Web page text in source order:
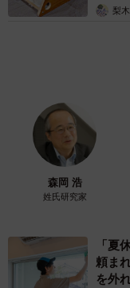
梨
森岡 浩
姓氏研究家
「夏
頼ま
を外